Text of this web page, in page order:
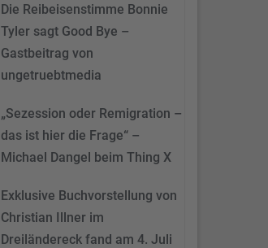
Die Reibeisenstimme Bonnie
Tyler sagt Good Bye –
Gastbeitrag von
ungetruebtmedia
„Sezession oder Remigration –
das ist hier die Frage“ –
Michael Dangel beim Thing X
Exklusive Buchvorstellung von
Christian Illner im
Dreiländereck fand am 4. Juli